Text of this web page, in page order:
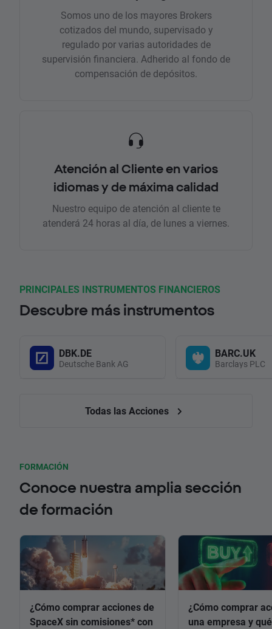
Somos uno de los mayores Brokers
cotizados del mundo, supervisado y
regulado por varias autoridades de
supervisión financiera. Adherido al fondo de
compensación de depósitos.
Atención al Cliente en varios
idiomas y de máxima calidad
Nuestro equipo de atención al cliente te
atenderá 24 horas al día, de lunes a viernes.
PRINCIPALES INSTRUMENTOS FINANCIEROS
Descubre más instrumentos
DBK.DE
Deutsche Bank AG
BARC.UK
Barclays PLC
Todas las Acciones
FORMACIÓN
Conoce nuestra amplia sección
de formación
¿Cómo comprar acciones de
SpaceX sin comisiones* con
¿Cómo comprar
una empresa y